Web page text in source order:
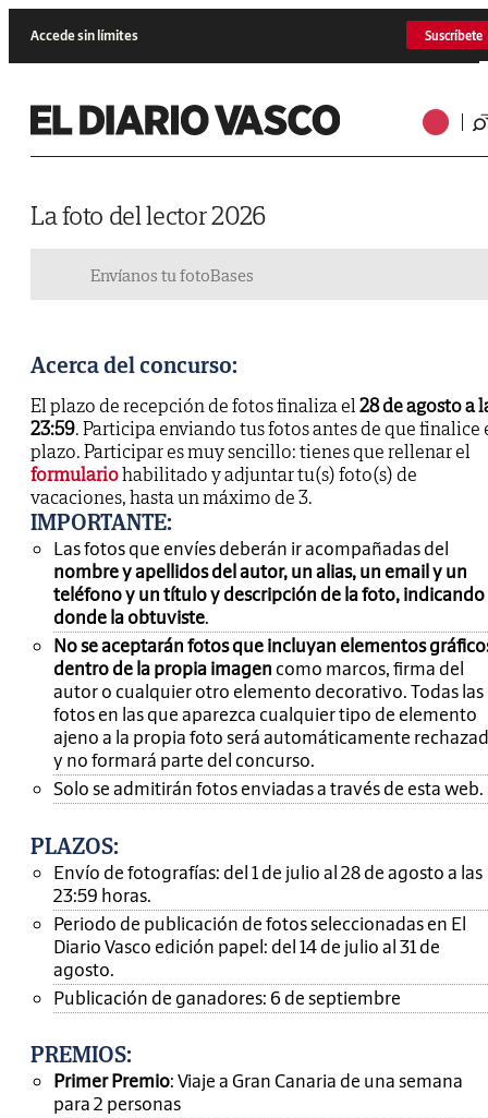
Accede sin límites Suscríbete
La foto del lector 2026
Envíanos tu fotoBases
Acerca del concurso:
El plazo de recepción de fotos finaliza el28 de agosto a
23:59. Participa enviando tus fotos antes de que finalice
plazo. Participar es muy sencillo: tienes que rellenar el
formulariohabilitado y adjuntar tu(s) foto(s) de
vacaciones, hasta un máximo de 3.
IMPORTANTE:
Las fotos que envíes deberán ir acompañadas del
nombre y apellidos del autor, un alias, un email y un
teléfono y un título y descripción de la foto, indicando
donde la obtuviste.
No se aceptarán fotos que incluyan elementos
dentro de la propia imagen como marcos, firma del
autor o cualquier otro elemento decorativo. Todas las
fotos en las que aparezca cualquier tipo de elemento
ajeno a la propia foto será automáticamente
y no formará parte del concurso.
Solo se admitirán fotos enviadas a través de esta web.
PLAZOS:
Envío de fotografías: del 1 de julio al 28 de agosto a las
23:59 horas.
Periodo de publicación de fotos seleccionadas en El
Diario Vasco edición papel: del 14 de julio al 31 de
agosto.
Publicación de ganadores: 6 de septiembre
PREMIOS:
Primer Premio: Viaje a Gran Canaria de una semana
para 2 personas